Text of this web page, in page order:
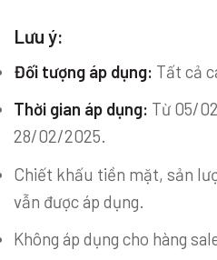
Lưu ý:
Đối tượng áp dụng: Tất cả
Thời gian áp dụng: Từ 05/
28/02/2025.
Chiết khấu tiền mặt, sản
vẫn được áp dụng.
Không áp dụng cho hàng